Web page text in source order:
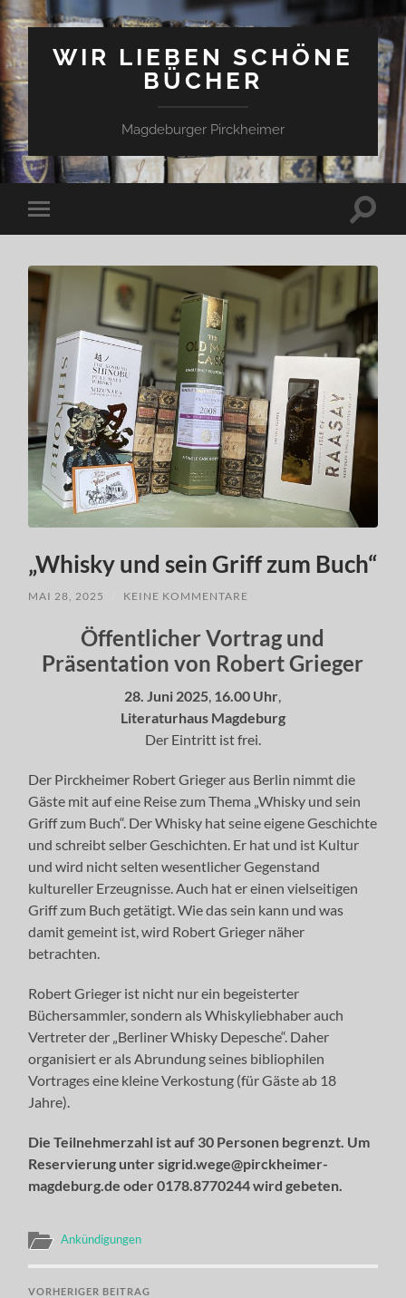
WIR LIEBEN SCHÖNE
BÜCHER
Magdeburger Pirckheimer
Mobile-
Menü
„Whisky und sein Griff zum Buch“
MAI 28, 2025 KEINE KOMMENTARE
Öffentlicher Vortrag und
Präsentation von Robert Grieger
28. Juni 2025 16.00 Uhr
Literaturhaus Magdeburg
Der Eintritt ist frei.
Der Pirckheimer Robert Grieger aus Berlin nimmt die
Gäste mit auf eine Reise zum Thema „Whisky und sein
Griff zum Buch“. Der Whisky hat seine eigene Geschichte
und schreibt selber Geschichten. Er hat und ist Kultur
und wird nicht selten wesentlicher Gegenstand
kultureller Erzeugnisse. Auch hat er einen vielseitigen
Griff zum Buch getätigt. Wie das sein kann und was
damit gemeint ist, wird Robert Grieger näher
betrachten.
Robert Grieger ist nicht nur ein begeisterter
Büchersammler, sondern als Whiskyliebhaber auch
Vertreter der „Berliner Whisky Depesche“. Daher
organisiert er als Abrundung seines bibliophilen
Vortrages eine kleine Verkostung (für Gäste ab 18
Jahre).
Die Teilnehmerzahl ist auf 30 Personen begrenzt. Um
Reservierung unter sigrid.wege@pirckheimer-
magdeburg.de oder 0178.8770244 wird gebeten.
Ankündigungen
VORHERIGER BEITRAG